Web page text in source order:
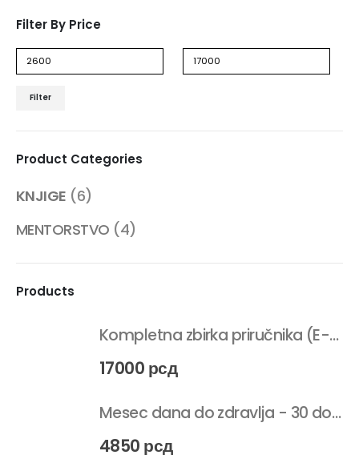
Filter By Price
Minimalna
Maksimalna
Filter
Product Categories
KNJIGE (6)
MENTORSTVO (4)
Products
Kompletna zbirka priručnika (E-KNJIGE)
17000 рсд
Mesec dana do zdravlja - 30 doručak salata (E-Knjiga)
4850 рсд
Dačin Način Instagram
Dačin način Tik Tok